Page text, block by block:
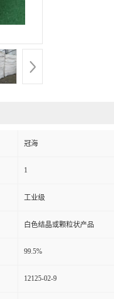
冠海
1
工业级
白色结晶或颗粒状产品
99.5%
12125-02-9